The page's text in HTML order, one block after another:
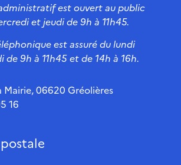
est ouvert au public
et jeudi de 9h à 11h45.
est assuré du lundi
de 9h à 11h45 et de 14h à 16h.
Mairie, 06620 Gréolières
16